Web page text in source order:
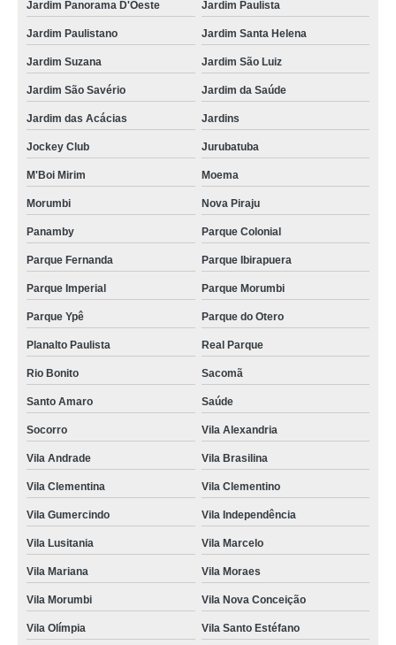
coffees break em empresas Brás
empresa de coffee break empresas por encomenda Chácara Santo Antônio
encomenda de coffee break em empresas Campo Belo
coffee break em empresas valor Alvarenga
coffee break para festas de empresas Parque Ibirapuera
coffees break para eventos corporativos de empresas alto da providencia
empresa de coffee break para eventos corporativos empresariais Vila
encomenda de coffee break em empresas Pacaembu
encomenda de coffee break para eventos corporativos de empresas Itaim
Bibi
encomenda de coffee break para empresa Jardim das Acácias
coffees break para eventos corporativos empresariais Freguesia do Ó
coffee break personalizado para empresa Zona oeste
empresa de coffee break em empresas Santo Amaro
empresa de coffee break para eventos corporativos de empresas Morumbi
coffees break em eventos de empresas M'Boi Mirim
encomenda de coffee break para empresa Sé
Jardim Panorama D'Oeste Jardim Paulista
Jardim Paulistano Jardim Santa Helena
Jardim Suzana Jardim São Luiz
Jardim São Savério Jardim da Saúde
Jardim das Acácias Jardins
Jockey Club Jurubatuba
M'Boi Mirim Moema
Morumbi Nova Piraju
Panamby Parque Colonial
Parque Fernanda Parque Ibirapuera
Parque Imperial Parque Morumbi
Parque Ypê Parque do Otero
Planalto Paulista Real Parque
Rio Bonito Sacomã
Santo Amaro Saúde
Socorro Vila Alexandria
Vila Andrade Vila Brasilina
Vila Clementina Vila Clementino
Vila Gumercindo Vila Independência
Vila Lusitania Vila Marcelo
Vila Mariana Vila Moraes
Vila Morumbi Vila Nova Conceição
Vila Olímpia Vila Santo Estéfano